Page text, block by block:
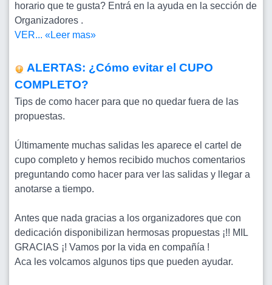
horario que te gusta? Entrá en la ayuda en la sección de
Organizadores .
VER... «Leer mas»
ALERTAS: ¿Cómo evitar el CUPO
COMPLETO?
Tips de como hacer para que no quedar fuera de las
propuestas.
Últimamente muchas salidas les aparece el cartel de
cupo completo y hemos recibido muchos comentarios
preguntando como hacer para ver las salidas y llegar a
anotarse a tiempo.
Antes que nada gracias a los organizadores que con
dedicación disponibilizan hermosas propuestas ¡!! MIL
GRACIAS ¡! Vamos por la vida en compañía !
Aca les volcamos algunos tips que pueden ayudar.